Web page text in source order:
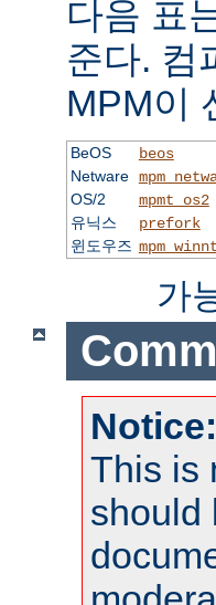
다음 표
준다. 컴
MPM이
BeOS
beos
Netware
OS/2
mpmt_os2
유닉스
prefork
윈도우즈 mpm_winnt
가
Notice:
This is
should